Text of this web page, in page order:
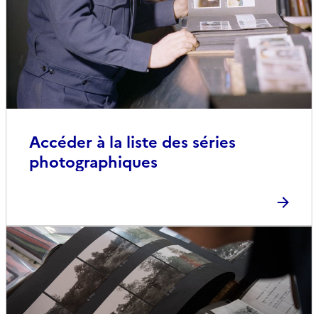
Accéder à la liste des séries
photographiques